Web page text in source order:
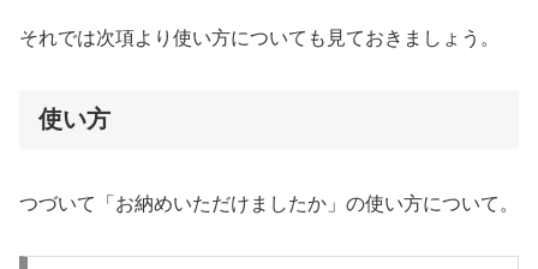
それでは次項より使い方についても見ておきましょう。
使い方
つづいて「お納めいただけましたか」の使い方について。